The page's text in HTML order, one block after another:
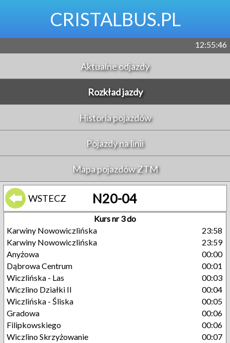
CRISTALBUS.PL
12:55:46
Aktualne odjazdy
Rozkład jazdy
Historia pojazdów
Pojazdy na linii
Mapa pojazdów ZTM
WSTECZ N20-04
Kurs nr 3 do
Karwiny Nowowiczlińska
23:58
Karwiny Nowowiczlińska
23:59
Anyżowa
00:00
Dąbrowa Centrum
00:01
Wiczlińska - Las
00:03
Wiczlino Działki II
00:04
Wiczlińska - Śliska
00:05
Gradowa
00:06
Filipkowskiego
00:06
Wiczlino Skrzyżowanie
00:07